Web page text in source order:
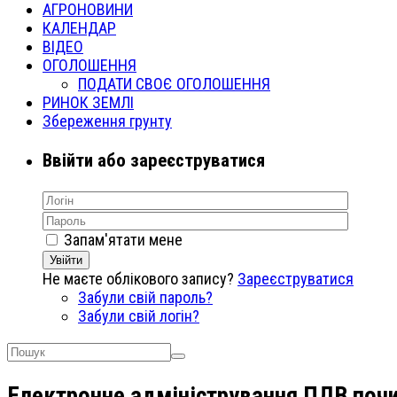
АГРОНОВИНИ
КАЛЕНДАР
ВІДЕО
ОГОЛОШЕННЯ
ПОДАТИ СВОЄ ОГОЛОШЕННЯ
РИНОК ЗЕМЛІ
Збереження грунту
Ввійти або зареєструватися
Запам'ятати мене
Увійти
Не маєте облікового запису? Зареєструватися
Забули свій пароль?
Забули свій логін?